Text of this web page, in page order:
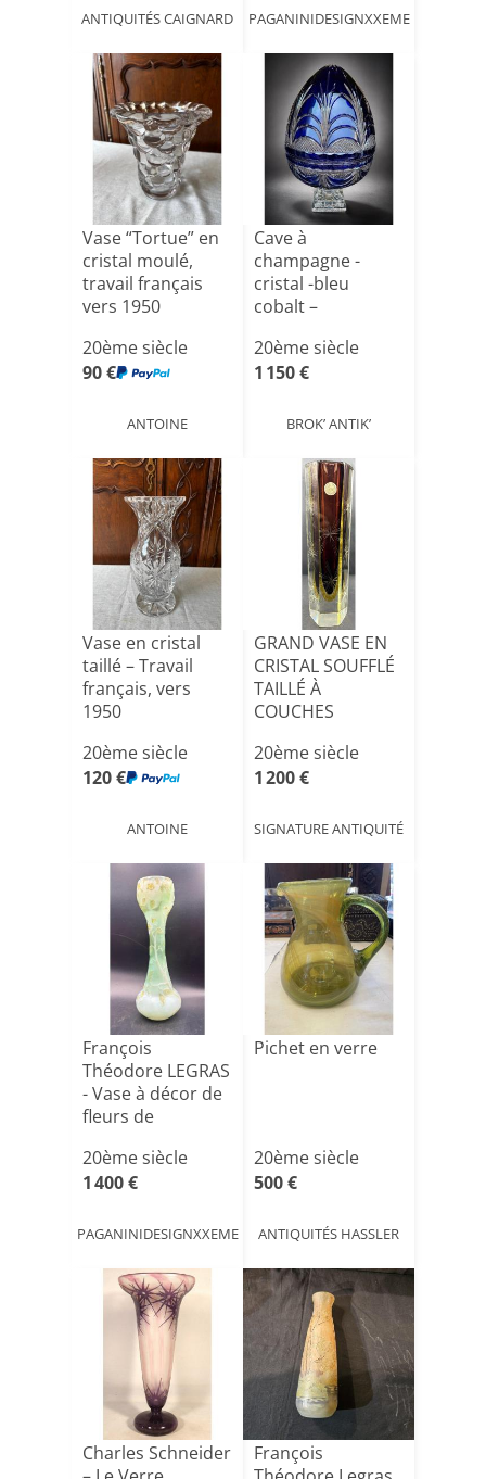
ANTIQUITÉS CAIGNARD PAGANINIDESIGNXXEME
Vase “Tortue” en
cristal moulé,
travail français
vers 1950
20ème siècle
90 €
ANTOINE
Cave à
champagne -
cristal -bleu
cobalt –
Lorrain[...]
20ème siècle
1 150 €
BROK’ ANTIK’
Vase en cristal
taillé – Travail
français, vers
1950
20ème siècle
120 €
ANTOINE
GRAND VASE EN
CRISTAL SOUFFLÉ
TAILLÉ À
COUCHES
SOMM[...]
20ème siècle
1 200 €
SIGNATURE ANTIQUITÉ
François
Théodore LEGRAS
- Vase à décor de
fleurs de
20ème siècle
1 400 €
PAGANINIDESIGNXXEME
Pichet en verre
20ème siècle
500 €
ANTIQUITÉS HASSLER
Charles Schneider
François